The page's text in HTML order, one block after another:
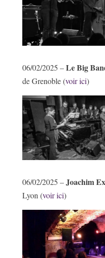
06/02/2025 –Le Big
de Grenoble (voir ici)
06/02/2025 –Joachim
Lyon (voir ici)